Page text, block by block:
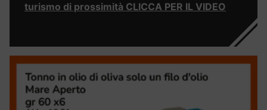
turismo di prossimità CLICCA PER IL VIDEO